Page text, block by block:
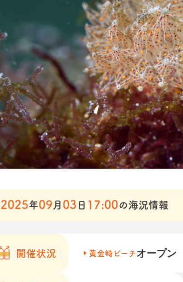
2025年09 月 03 日 17:00の海況情報
開催状況 黄金崎ビーチオープン